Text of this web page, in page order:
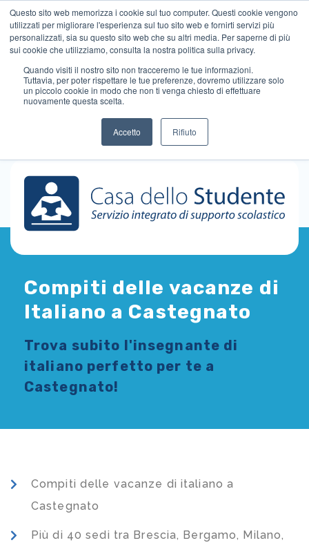
Questo sito web memorizza i cookie sul tuo computer. Questi cookie vengono
utilizzati per migliorare l'esperienza sul tuo sito web e fornirti servizi più
personalizzati, sia su questo sito web che su altri media. Per saperne di più
sui cookie che utilizziamo, consulta la nostra politica sulla privacy.
Quando visiti il ​​nostro sito non tracceremo le tue informazioni.
Tuttavia, per poter rispettare le tue preferenze, dovremo utilizzare solo
un piccolo cookie in modo che non ti venga chiesto di effettuare
nuovamente questa scelta.
Accetto Rifiuto
Compiti delle vacanze di
Italiano a Castegnato
Trova subito l'insegnante di
italiano perfetto per te a
Castegnato!
Compiti delle vacanze di italiano a
Castegnato
Più di 40 sedi tra Brescia, Bergamo, Milano,